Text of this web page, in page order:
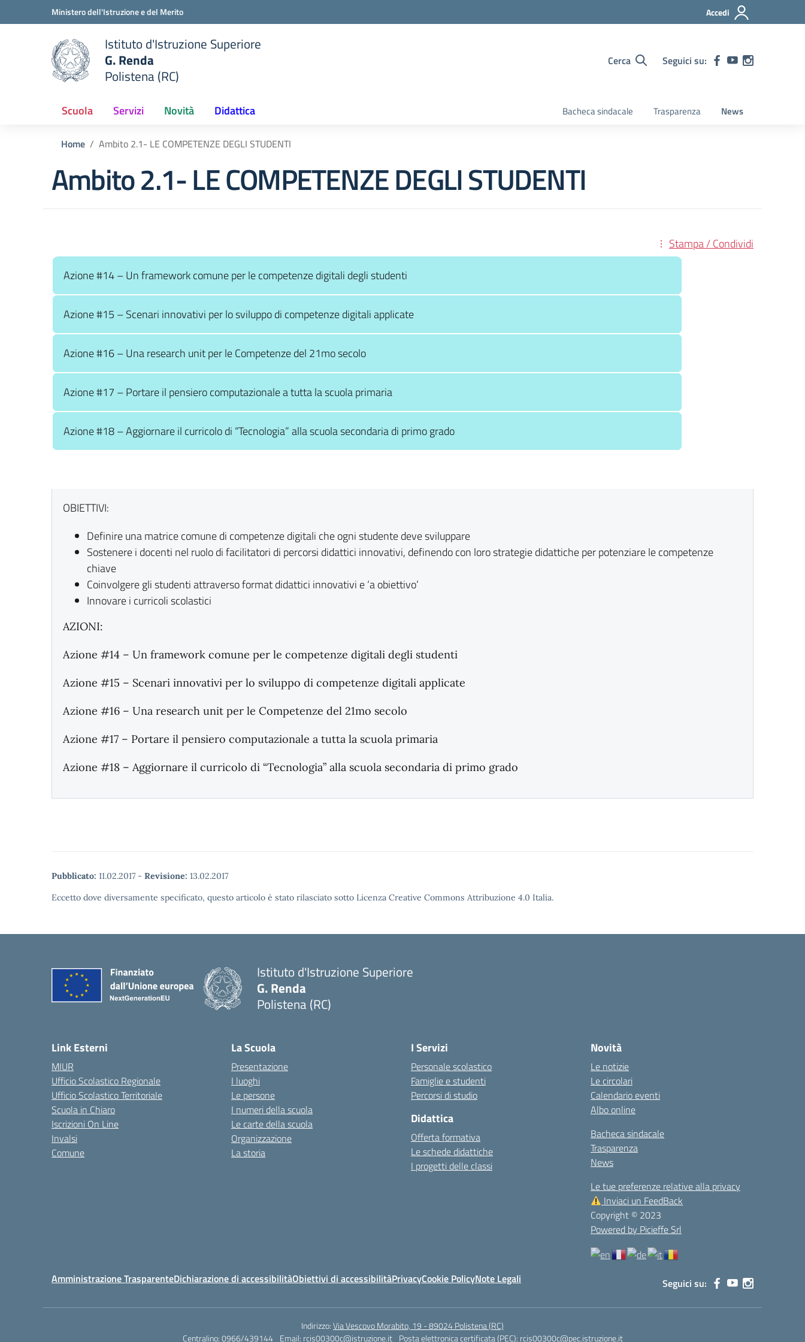
Vai ai contenuti
Vai al menu di navigazioneMinistero dell'Istruzione e del Merito Accedi
scuola
Istituto d'Istruzione Superiore
G. Renda
Polistena (RC)
Cerca Seguici su:
Scuola Servizi Novità Didattica Bacheca sindacale Trasparenza News
Home Ambito 2.1- LE COMPETENZE DEGLI STUDENTI
Ambito 2.1- LE COMPETENZE DEGLI STUDENTI
Stampa / Condividi
Azione #14 – Un framework comune per le competenze digitali degli studenti
Azione #15 – Scenari innovativi per lo sviluppo di competenze digitali applicate
Azione #16 – Una research unit per le Competenze del 21mo secolo
Azione #17 – Portare il pensiero computazionale a tutta la scuola primaria
Azione #18 – Aggiornare il curricolo di “Tecnologia” alla scuola secondaria di primo grado
OBIETTIVI:
Definire una matrice comune di competenze digitali che ogni studente deve sviluppare
Sostenere i docenti nel ruolo di facilitatori di percorsi didattici innovativi, definendo con loro strategie didattiche per potenziare le competenze
chiave
Coinvolgere gli studenti attraverso format didattici innovativi e ‘a obiettivo’
Innovare i curricoli scolastici
AZIONI:
Azione #14 – Un framework comune per le competenze digitali degli studenti
Azione #15 – Scenari innovativi per lo sviluppo di competenze digitali applicate
Azione #16 – Una research unit per le Competenze del 21mo secolo
Azione #17 – Portare il pensiero computazionale a tutta la scuola primaria
Azione #18 – Aggiornare il curricolo di “Tecnologia” alla scuola secondaria di primo grado
Pubblicato: 11.02.2017 - Revisione: 13.02.2017
Eccetto dove diversamente specificato, questo articolo è stato rilasciato sotto Licenza Creative Commons Attribuzione 4.0 Italia.
Istituto d'Istruzione Superiore
G. Renda
Polistena (RC)
Link Esterni
MIUR
Ufficio Scolastico Regionale
Ufficio Scolastico Territoriale
Scuola in Chiaro
Iscrizioni On Line
Invalsi
Comune
La Scuola
Presentazione
I luoghi
Le persone
I numeri della scuola
Le carte della scuola
Organizzazione
La storia
I Servizi
Personale scolastico
Famiglie e studenti
Percorsi di studio
Didattica
Offerta formativa
Le schede didattiche
I progetti delle classi
Novità
Le notizie
Le circolari
Calendario eventi
Albo online
Bacheca sindacale
Trasparenza
News
Le tue preferenze relative alla privacy
Inviaci un FeedBack
Copyright © 2023
Powered by Picieffe Srl
Amministrazione TrasparenteDichiarazione di accessibilitàObiettivi di accessibilitàPrivacyCookie PolicyNote Legali Seguici su:
Indirizzo:Via Vescovo Morabito, 19 - 89024 Polistena (RC)
Centralino:0966/439144 Email: rcis00300c@istruzione.it Posta elettronica certificata (PEC): rcis00300c@pec.istruzione.it